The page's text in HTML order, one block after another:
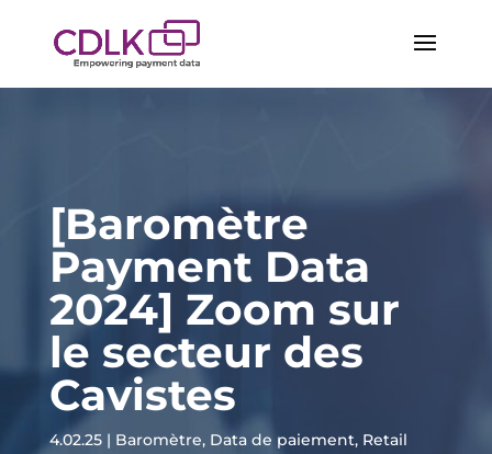
[Baromètre
Payment Data
2024] Zoom sur
le secteur des
Cavistes
4.02.25| Baromètre, Data de paiement, Retail